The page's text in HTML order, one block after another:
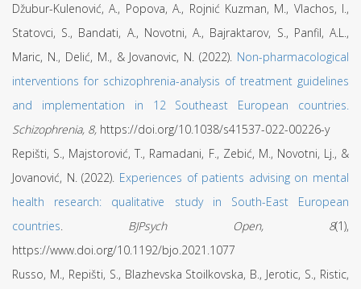
Džubur-Kulenović, A., Popova, A., Rojnić Kuzman, M., Vlachos, I.,
Statovci, S., Bandati, A., Novotni, A., Bajraktarov, S., Panfil, A.L.,
Maric, N., Delić, M., & Jovanovic, N. (2022). Non-pharmacological
interventions for schizophrenia-analysis of treatment guidelines
and implementation in 12 Southeast European countries.
Schizophrenia, 8, https://doi.org/10.1038/s41537-022-00226-y
Repišti, S., Majstorović, T., Ramadani, F., Zebić, M., Novotni, Lj., &
Jovanović, N. (2022). Experiences of patients advising on mental
health research: qualitative study in South-East European
countries. BJPsych Open, 8(1),
https://www.doi.org/10.1192/bjo.2021.1077
Russo, M., Repišti, S., Blazhevska Stoilkovska, B., Jerotic, S., Ristic,